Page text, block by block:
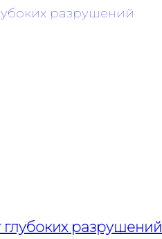
глубоких разрушений